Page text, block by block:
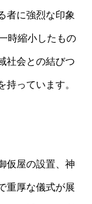
者に強烈な印象
時縮小したもの
社会との結びつ
持っています。
仮屋の設置、神
重厚な儀式が展